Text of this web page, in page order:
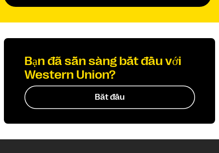
Bạn đã sẵn sàng bắt đầu với
Western Union?
Bắt đầu